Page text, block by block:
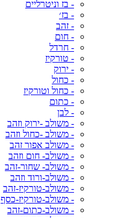
- בז וניטרליים
- בז׳
- זהב
- חום
- חרדל
- טורקיז
- ירוק
- כחול
- כחול וטורקיז
- כתום
- לבן
- משולב -ירוק וזהב
- משולב -כחול וזהב
- משולב אפור זהב
- משולב- חום וזהב
- משולב- שחור-זהב
- משולב-ורוד וזהב
- משולב-טורקיז-זהב
- משולב-טורקיז-כסף
- משולב-כתום-זהב